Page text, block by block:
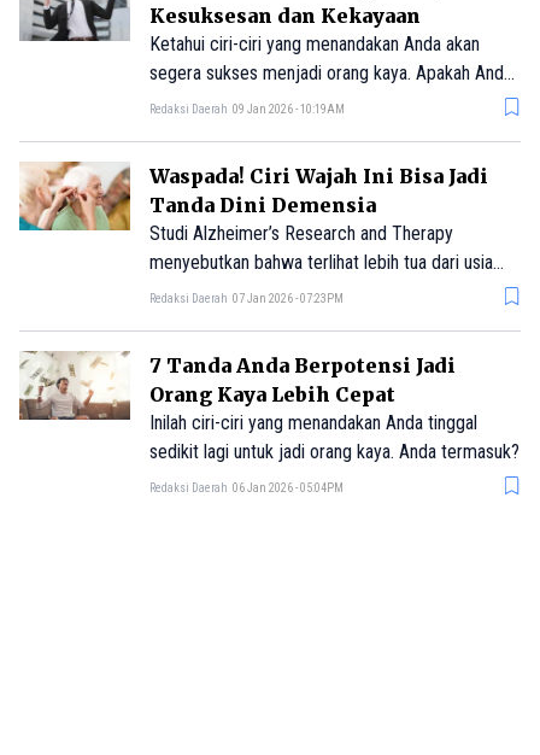
Kesuksesan dan Kekayaan
Ketahui ciri-ciri yang menandakan Anda akan
segera sukses menjadi orang kaya. Apakah Anda
sudah memilikinya?
Redaksi Daerah 09 Jan 2026 - 10:19AM
Waspada! Ciri Wajah Ini Bisa Jadi
Tanda Dini Demensia
Studi Alzheimer’s Research and Therapy
menyebutkan bahwa terlihat lebih tua dari usia
ternyata berkaitan dengan risiko yang lebih tinggi
Redaksi Daerah 07 Jan 2026 - 07:23PM
7 Tanda Anda Berpotensi Jadi
Orang Kaya Lebih Cepat
Inilah ciri-ciri yang menandakan Anda tinggal
sedikit lagi untuk jadi orang kaya. Anda termasuk?
Redaksi Daerah 06 Jan 2026 - 05:04PM